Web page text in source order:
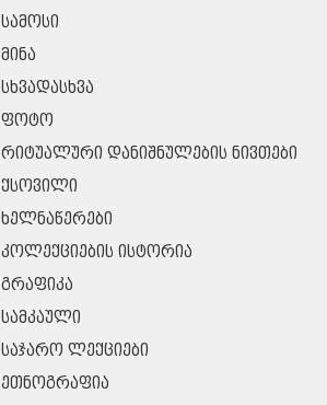
ᲡᲐᲛᲝᲡᲘ
ᲛᲘᲜᲐ
ᲡᲮᲕᲐᲓᲐᲡᲮᲕᲐ
ᲤᲝᲢᲝ
ᲠᲘᲢᲣᲐᲚᲣᲠᲘ ᲓᲐᲜᲘᲨᲜᲣᲚᲔᲑᲘᲡ ᲜᲘᲕᲗᲔᲑᲘ
ᲥᲡᲝᲕᲘᲚᲘ
ᲮᲔᲚᲜᲐᲬᲔᲠᲔᲑᲘ
ᲙᲝᲚᲔᲥᲪᲘᲔᲑᲘᲡ ᲘᲡᲢᲝᲠᲘᲐ
ᲒᲠᲐᲤᲘᲙᲐ
ᲡᲐᲛᲙᲐᲣᲚᲘ
ᲡᲐᲯᲐᲠᲝ ᲚᲔᲥᲪᲘᲔᲑᲘ
ᲔᲗᲜᲝᲒᲠᲐᲤᲘᲐ